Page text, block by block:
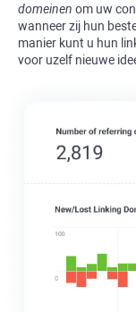
domeinen om uw
wanneer zij hun
manier kunt u hun
voor uzelf nieuwe